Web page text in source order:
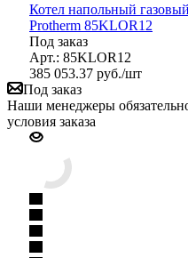
Котел напольный
Protherm 85KLOR12
Под заказ
Арт.: 85KLOR12
385 053.37 руб./шт
Под заказ
Наши менеджеры
условия заказа